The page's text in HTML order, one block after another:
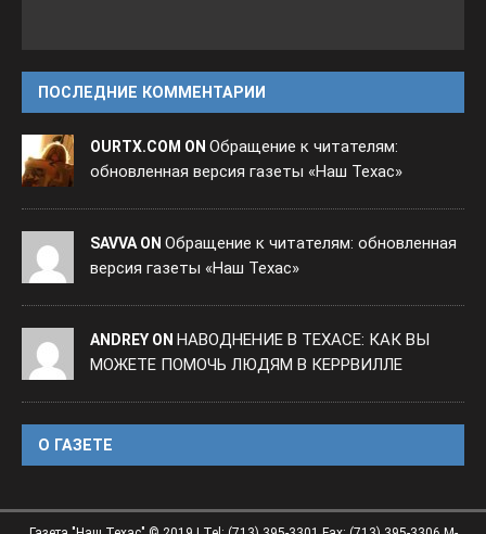
ПОСЛЕДНИЕ КОММЕНТАРИИ
OURTX.COM ON Обращение к читателям:
обновленная версия газеты «Наш Техас»
SAVVA ON Обращение к читателям: обновленная
версия газеты «Наш Техас»
ANDREY ON НАВОДНЕНИЕ В ТЕХАСЕ: КАК ВЫ
МОЖЕТЕ ПОМОЧЬ ЛЮДЯМ В КЕРРВИЛЛЕ
O ГАЗЕТЕ